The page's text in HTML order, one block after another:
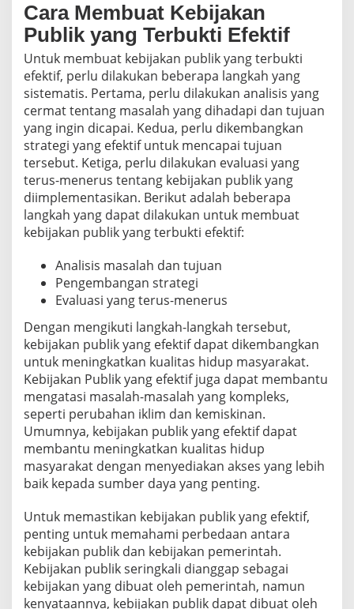
Cara Membuat Kebijakan
Publik yang Terbukti Efektif
Untuk membuat kebijakan publik yang terbukti
efektif, perlu dilakukan beberapa langkah yang
sistematis. Pertama, perlu dilakukan analisis yang
cermat tentang masalah yang dihadapi dan tujuan
yang ingin dicapai. Kedua, perlu dikembangkan
strategi yang efektif untuk mencapai tujuan
tersebut. Ketiga, perlu dilakukan evaluasi yang
terus-menerus tentang kebijakan publik yang
diimplementasikan. Berikut adalah beberapa
langkah yang dapat dilakukan untuk membuat
kebijakan publik yang terbukti efektif:
Analisis masalah dan tujuan
Pengembangan strategi
Evaluasi yang terus-menerus
Dengan mengikuti langkah-langkah tersebut,
kebijakan publik yang efektif dapat dikembangkan
untuk meningkatkan kualitas hidup masyarakat.
Kebijakan Publik yang efektif juga dapat membantu
mengatasi masalah-masalah yang kompleks,
seperti perubahan iklim dan kemiskinan.
Umumnya, kebijakan publik yang efektif dapat
membantu meningkatkan kualitas hidup
masyarakat dengan menyediakan akses yang lebih
baik kepada sumber daya yang penting.
Untuk memastikan kebijakan publik yang efektif,
penting untuk memahami perbedaan antara
kebijakan publik dan kebijakan pemerintah.
Kebijakan publik seringkali dianggap sebagai
kebijakan yang dibuat oleh pemerintah, namun
kenyataannya, kebijakan publik dapat dibuat oleh